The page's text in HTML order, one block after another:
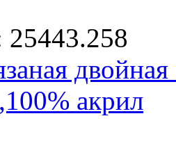
25443.258
акрил